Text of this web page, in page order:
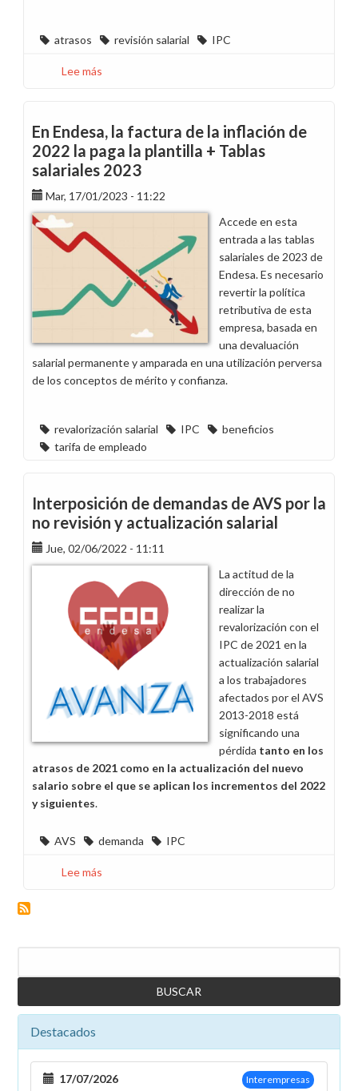
atrasos revisión salarial IPC
Lee más
cuánto
asciende
la
revisión
salarial
este
En Endesa, la factura de la inflación de
2022 la paga la plantilla + Tablas
salariales 2023
Mar, 17/01/2023 - 11:22
Accede en esta
entrada a las tablas
salariales de 2023 de
Endesa. Es necesario
revertir la política
retributiva de esta
empresa, basada en
una devaluación
salarial permanente y amparada en una utilización perversa
de los conceptos de mérito y confianza.
revalorización salarial IPC
beneficios
tarifa de empleado
Interposición de demandas de AVS por la
no revisión y actualización salarial
Jue, 02/06/2022 - 11:11
La actitud de la
dirección de no
realizar la
revalorización con el
IPC de 2021 en la
actualización salarial
a los trabajadores
afectados por el AVS
2013-2018 está
significando una
pérdida tanto en los
atrasos de 2021 como en la actualización del nuevo
salario sobre el que se aplican los incrementos del 2022
y siguientes.
AVS demanda IPC
Lee más
por
no
y
actualización
salarial
Destacados
Interempresas
17/07/2026